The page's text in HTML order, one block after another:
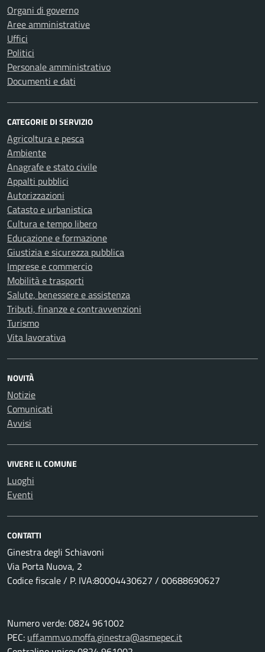
Organi di governo
Aree amministrative
Uffici
Politici
Personale amministrativo
Documenti e dati
CATEGORIE DI SERVIZIO
Agricoltura e pesca
Ambiente
Anagrafe e stato civile
Appalti pubblici
Autorizzazioni
Catasto e urbanistica
Cultura e tempo libero
Educazione e formazione
Giustizia e sicurezza pubblica
Imprese e commercio
Mobilità e trasporti
Salute, benessere e assistenza
Tributi, finanze e contravvenzioni
Turismo
Vita lavorativa
NOVITÀ
Notizie
Comunicati
Avvisi
VIVERE IL COMUNE
Luoghi
Eventi
CONTATTI
Ginestra degli Schiavoni
Via Porta Nuova, 2
Codice fiscale / P. IVA:80004430627 / 00688690627
Numero verde: 0824 961002
PEC: uff.amm.vo.moffa.ginestra@asmepec.it